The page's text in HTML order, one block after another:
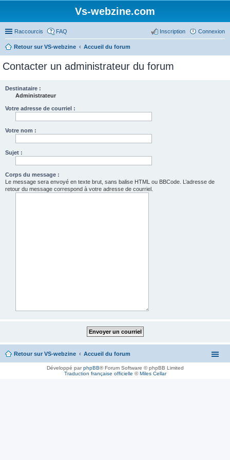
Vs-webzine.com
Raccourcis FAQ Connexion
Inscription
Retour sur VS-webzine Accueil du forum
Contacter un administrateur du forum
Destinataire :
Administrateur
Votre adresse de courriel :
Votre nom :
Sujet :
Corps du message :
Le message sera envoyé en texte brut, sans balise HTML ou BBCode. L’adresse de
retour du message correspond à votre adresse de courriel.
Retour sur VS-webzine Accueil du forum
Développé parphpBB® Forum Software © phpBB Limited
Traduction française officielle ©Miles Cellar